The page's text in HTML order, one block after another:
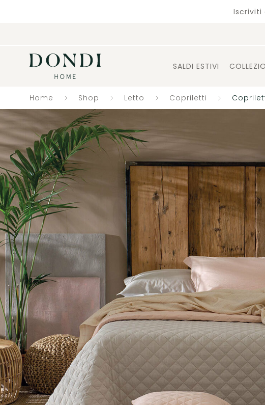
Iscriviti
SALDI ESTIVI
Home Shop Letto Copriletti